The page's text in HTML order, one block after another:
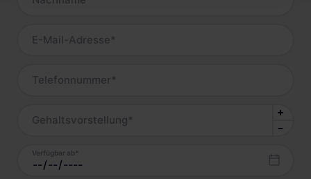
E-Mail-Adresse *
Telefonnummer *
Gehaltsvorstellung *
Verfügbar ab *